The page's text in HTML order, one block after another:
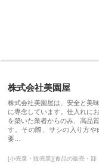
株式会社美園屋
株式会社美園屋は、安全と美
に専念しています。仕入れに
を築いた業者からのみ、高品
す。その際、サシの入り方
要…
[小売業・販売業][食品の販売・卸